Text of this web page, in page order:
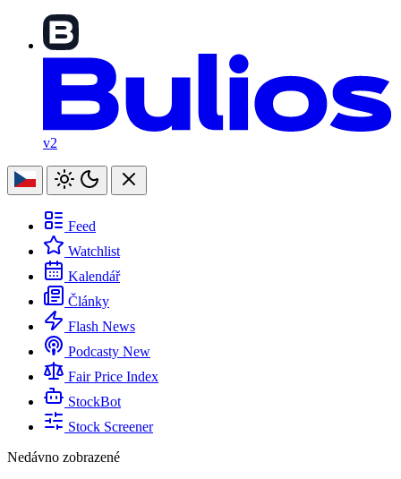
v2
Feed
Watchlist
Kalendář
Články
Flash News
Podcasty New
Fair Price Index
StockBot
Stock Screener
Nedávno zobrazené